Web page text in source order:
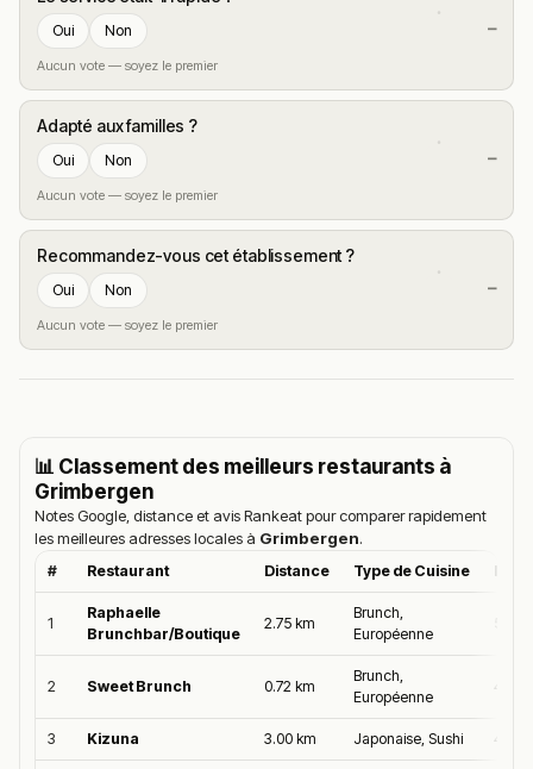
Oui Non
Aucun vote — soyez le premier
—
Adapté aux familles ?
Oui Non
Aucun vote — soyez le premier
—
Recommandez-vous cet établissement ?
Oui Non
Aucun vote — soyez le premier
—
📊 Classement des meilleurs restaurants à
Grimbergen
Notes Google, distance et avis Rankeat pour comparer rapidement
les meilleures adresses locales à Grimbergen.
# Restaurant Distance Type de Cuisine
1
Raphaelle
Brunchbar/Boutique
2.75 km
Brunch,
Européenne
2 Sweet Brunch 0.72 km
Brunch,
Européenne
4.9/5
3 Kizuna 3.00 km Japonaise, Sushi 4.9/5